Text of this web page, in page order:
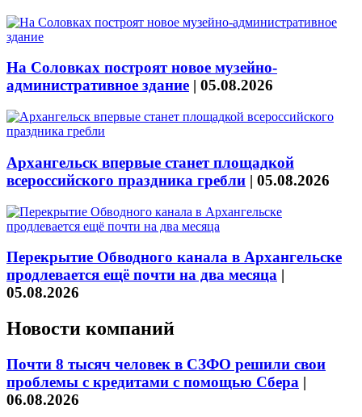
На Соловках построят новое музейно-
административное здание | 05.08.2026
Архангельск впервые станет площадкой
всероссийского праздника гребли | 05.08.2026
Перекрытие Обводного канала в Архангельске
продлевается ещё почти на два месяца |
05.08.2026
Новости компаний
Почти 8 тысяч человек в СЗФО решили свои
проблемы с кредитами с помощью Сбера |
06.08.2026